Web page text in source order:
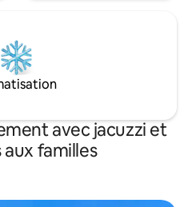
avec jacuzzi et
familles